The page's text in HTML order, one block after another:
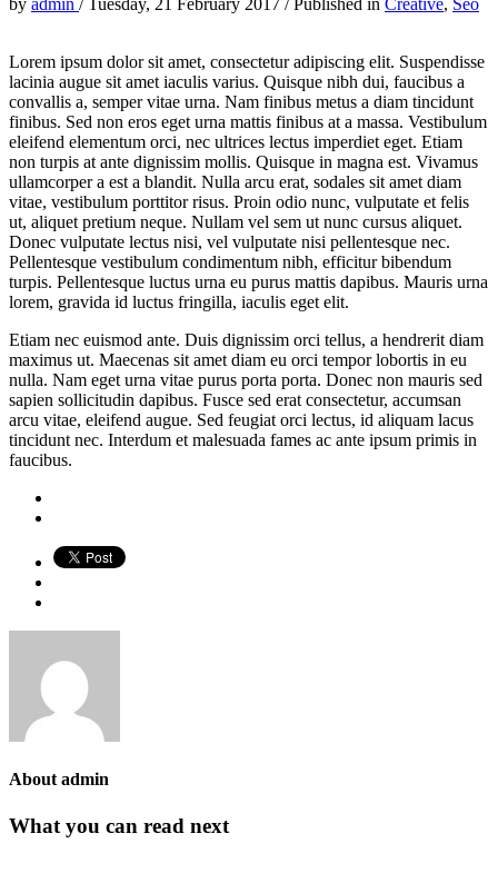
by admin /Tuesday, 21 February 2017 /Published in Creative, Seo
Lorem ipsum dolor sit amet, consectetur adipiscing elit. Suspendisse
lacinia augue sit amet iaculis varius. Quisque nibh dui, faucibus a
convallis a, semper vitae urna. Nam finibus metus a diam tincidunt
finibus. Sed non eros eget urna mattis finibus at a massa. Vestibulum
eleifend elementum orci, nec ultrices lectus imperdiet eget. Etiam
non turpis at ante dignissim mollis. Quisque in magna est. Vivamus
ullamcorper a est a blandit. Nulla arcu erat, sodales sit amet diam
vitae, vestibulum porttitor risus. Proin odio nunc, vulputate et felis
ut, aliquet pretium neque. Nullam vel sem ut nunc cursus aliquet.
Donec vulputate lectus nisi, vel vulputate nisi pellentesque nec.
Pellentesque vestibulum condimentum nibh, efficitur bibendum
turpis. Pellentesque luctus urna eu purus mattis dapibus. Mauris urna
lorem, gravida id luctus fringilla, iaculis eget elit.
Etiam nec euismod ante. Duis dignissim orci tellus, a hendrerit diam
maximus ut. Maecenas sit amet diam eu orci tempor lobortis in eu
nulla. Nam eget urna vitae purus porta porta. Donec non mauris sed
sapien sollicitudin dapibus. Fusce sed erat consectetur, accumsan
arcu vitae, eleifend augue. Sed feugiat orci lectus, id aliquam lacus
tincidunt nec. Interdum et malesuada fames ac ante ipsum primis in
faucibus.
Aboutadmin
What you can read next